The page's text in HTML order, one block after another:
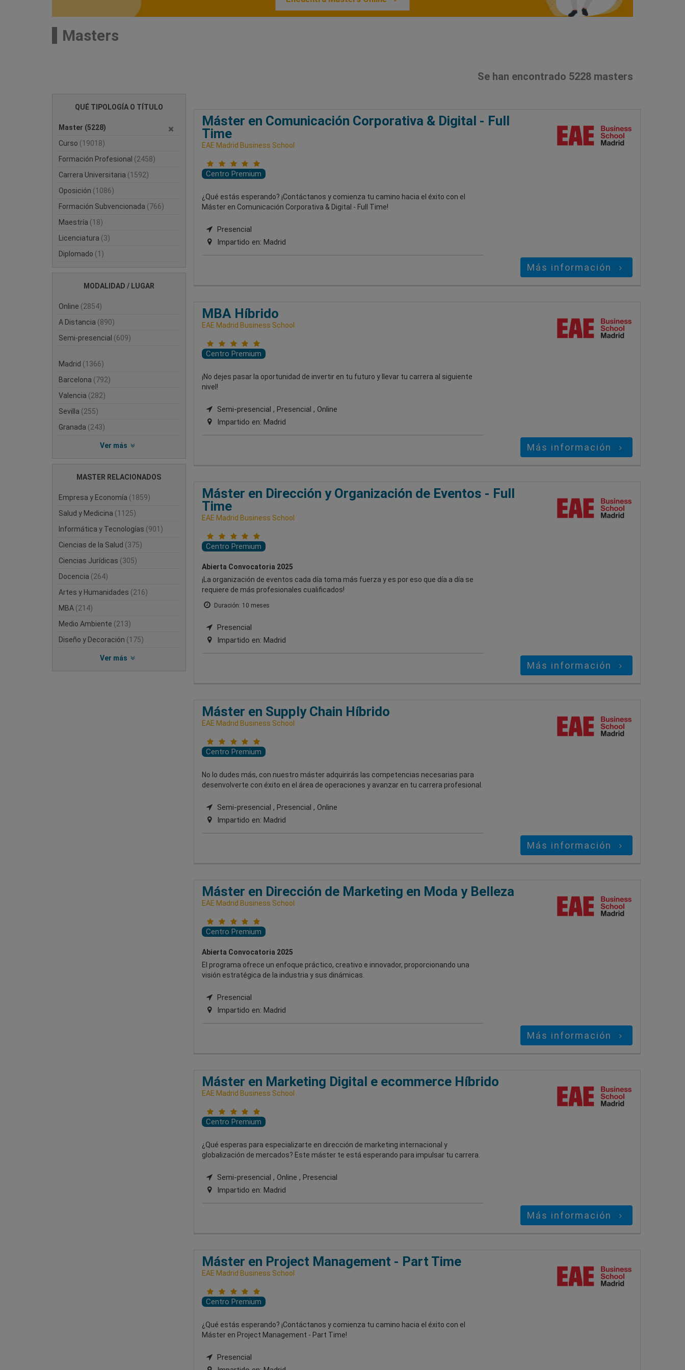
Masters
Se han encontrado 5228 masters
QUÉ TIPOLOGÍA O TÍTULO
Master (5228)
Curso (19018)
Formación Profesional (2458)
Carrera Universitaria (1592)
Oposición (1086)
Formación Subvencionada (766)
Maestría (18)
Licenciatura (3)
Diplomado (1)
MODALIDAD / LUGAR
Online (2854)
A Distancia (890)
Semi-presencial (609)
Madrid (1366)
Barcelona (792)
Valencia (282)
Sevilla (255)
Granada (243)
Ver más
MASTER RELACIONADOS
Empresa y Economía (1859)
Salud y Medicina (1125)
Informática y Tecnologías (901)
Ciencias de la Salud (375)
Ciencias Jurídicas (305)
Docencia (264)
Artes y Humanidades (216)
MBA (214)
Medio Ambiente (213)
Diseño y Decoración (175)
Ver más
Máster en Comunicación Corporativa & Digital - Full
Time
EAE Madrid Business School
Centro Premium
¿Qué estás esperando? ¡Contáctanos y comienza tu camino hacia el éxito con el
Máster en Comunicación Corporativa & Digital - Full Time!
Presencial
Impartido en: Madrid
Más información
MBA Híbrido
EAE Madrid Business School
Centro Premium
¡No dejes pasar la oportunidad de invertir en tu futuro y llevar tu carrera al siguiente
nivel!
Semi-presencial , Presencial , Online
Impartido en: Madrid
Más información
Máster en Dirección y Organización de Eventos - Full
Time
EAE Madrid Business School
Centro Premium
Abierta Convocatoria 2025
¡La organización de eventos cada día toma más fuerza y es por eso que día a día se
requiere de más profesionales cualificados!
Duración: 10 meses
Presencial
Impartido en: Madrid
Más información
Máster en Supply Chain Híbrido
EAE Madrid Business School
Centro Premium
No lo dudes más, con nuestro máster adquirirás las competencias necesarias para
desenvolverte con éxito en el área de operaciones y avanzar en tu carrera profesional.
Semi-presencial , Presencial , Online
Impartido en: Madrid
Más información
Máster en Dirección de Marketing en Moda y Belleza
EAE Madrid Business School
Centro Premium
Abierta Convocatoria 2025
El programa ofrece un enfoque práctico, creativo e innovador, proporcionando una
visión estratégica de la industria y sus dinámicas.
Presencial
Impartido en: Madrid
Más información
Máster en Marketing Digital e ecommerce Híbrido
EAE Madrid Business School
Centro Premium
¿Qué esperas para especializarte en dirección de marketing internacional y
globalización de mercados? Este máster te está esperando para impulsar tu carrera.
Semi-presencial , Online , Presencial
Impartido en: Madrid
Más información
Máster en Project Management - Part Time
EAE Madrid Business School
Centro Premium
¿Qué estás esperando? ¡Contáctanos y comienza tu camino hacia el éxito con el
Máster en Project Management - Part Time!
Presencial